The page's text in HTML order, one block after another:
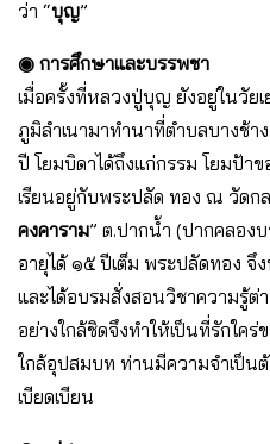
ว่า “บุญ”
◉ การศึกษาและบรรพชา
เมื่อครั้งที่หลวงปู่บุญ ยังอยู่ในวัย
ภูมิลำเนามาทำนาที่ตำบลบางช้า
ปี โยมบิดาได้ถึงแก่กรรม โยมป้า
เรียนอยู่กับพระปลัด ทอง ณ วัดก
คงคาราม” ต.ปากน้ำ (ปากคลอง
อายุได้ ๑๕ ปีเต็ม พระปลัดทอง จึ
และได้อบรมสั่งสอนวิชาความรู้ต่
อย่างใกล้ชิดจึงทำให้เป็นที่รักใค
ใกล้อุปสมบท ท่านมีความจำเป็น
เบียดเบียน